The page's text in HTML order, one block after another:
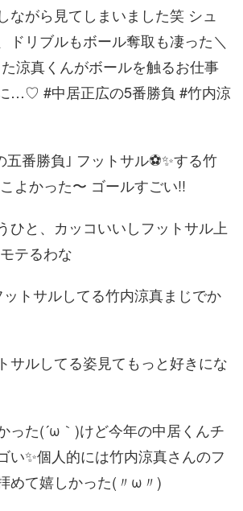
ながら見てしまいました笑 シュ
ドリブルもボール奪取も凄った＼
涼真くんがボールを触るお仕事
…♡ #中居正広の5番勝負 #竹内涼
五番勝負｣ フットサル⚽️✨する竹
よかった〜 ゴールすごい!!
ひと、カッコいいしフットサル上
テるわな
トサルしてる竹内涼真まじでか
サルしてる姿見てもっと好きにな
った(´ω｀)けど今年の中居くんチ
い✨個人的には竹内涼真さんのフ
めて嬉しかった(〃ω〃)